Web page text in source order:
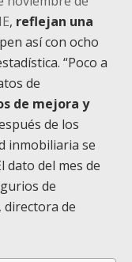
, reflejan una
así con ocho
“Poco a
de
de mejora y
de los
inmobiliaria se
dato del mes de
de
directora de